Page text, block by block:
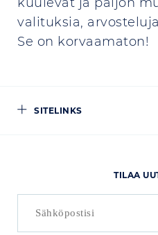
kuulevat ja paljon
valituksia,
Se on korvaamaton!
SITELINKS
TILAA